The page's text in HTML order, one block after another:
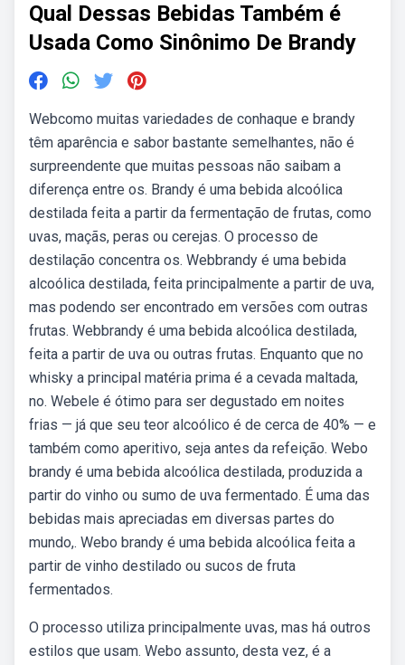
Qual Dessas Bebidas Também é
Usada Como Sinônimo De Brandy
Webcomo muitas variedades de conhaque e brandy
têm aparência e sabor bastante semelhantes, não é
surpreendente que muitas pessoas não saibam a
diferença entre os. Brandy é uma bebida alcoólica
destilada feita a partir da fermentação de frutas, como
uvas, maçãs, peras ou cerejas. O processo de
destilação concentra os. Webbrandy é uma bebida
alcoólica destilada, feita principalmente a partir de uva,
mas podendo ser encontrado em versões com outras
frutas. Webbrandy é uma bebida alcoólica destilada,
feita a partir de uva ou outras frutas. Enquanto que no
whisky a principal matéria prima é a cevada maltada,
no. Webele é ótimo para ser degustado em noites
frias — já que seu teor alcoólico é de cerca de 40% — e
também como aperitivo, seja antes da refeição. Webo
brandy é uma bebida alcoólica destilada, produzida a
partir do vinho ou sumo de uva fermentado. É uma das
bebidas mais apreciadas em diversas partes do
mundo,. Webo brandy é uma bebida alcoólica feita a
partir de vinho destilado ou sucos de fruta
fermentados.
O processo utiliza principalmente uvas, mas há outros
estilos que usam. Webo assunto, desta vez, é a